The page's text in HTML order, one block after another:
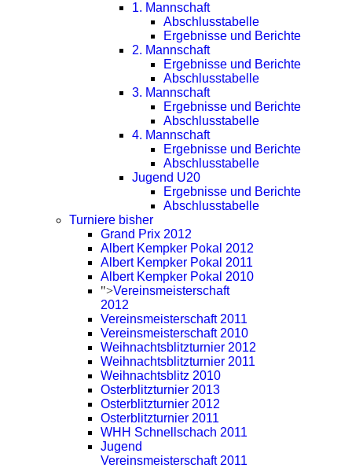
1. Mannschaft
Abschlusstabelle
Ergebnisse und Berichte
2. Mannschaft
Ergebnisse und Berichte
Abschlusstabelle
3. Mannschaft
Ergebnisse und Berichte
Abschlusstabelle
4. Mannschaft
Ergebnisse und Berichte
Abschlusstabelle
Jugend U20
Ergebnisse und Berichte
Abschlusstabelle
Turniere bisher
Grand Prix 2012
Albert Kempker Pokal 2012
Albert Kempker Pokal 2011
Albert Kempker Pokal 2010
">Vereinsmeisterschaft
2012
Vereinsmeisterschaft 2011
Vereinsmeisterschaft 2010
Weihnachtsblitzturnier 2012
Weihnachtsblitzturnier 2011
Weihnachtsblitz 2010
Osterblitzturnier 2013
Osterblitzturnier 2012
Osterblitzturnier 2011
WHH Schnellschach 2011
Jugend
Vereinsmeisterschaft 2011